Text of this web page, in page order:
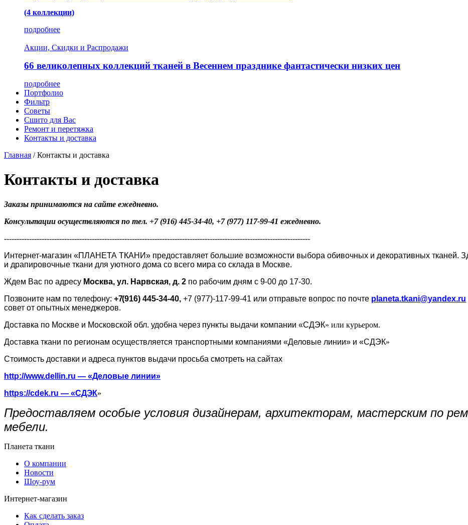
(4 коллекции)
подробнее
Акции, Скидки и Распродажи
66 великолепных коллекций тканей в Весеннем празднике фантастически низких цен
подробнее
Портфолио
Фильтр
Советы
Сшито для Вас
Ремонт и перетяжка
Контакты и доставка
Главная / Контакты и доставка
Контакты и доставка
Заказы принимаются на сайте ежедневно.
Консультации осуществляются по тел. +7 (916) 445-34-40, +7 (977) 117-99-41 ежедневно.
--------------------------------------------------------------------------------------------------------------------------
Интернет-магазин «ПЛАНЕТА ТКАНИ» предоставляет большие возможности выбора обивочных и декоративных тканей.
и драпировочные ткани для уютного дома со всего мира со склада в Москве.
Ждем Вас по адресу Москва, ул. Нарвская, д. 2 по рабочим дням с 9-00 до 17-30.
Позвоните нам по телефону: +7(916) 445-34-40, +7 (977)-117-99-41 или отправьте вопрос по почте planeta.tkani@yandex.ru
совет от опытных менеджеров.
Доставка по Москве и Московской обл. удобна через пункты выдачи компании «СДЭК» или курьером.
Доставка ткани по регионам осуществляется транспортными компаниями «Деловые линии» и «СДЭК»
Стоимость доставки и адреса пунктов выдачи просьба смотреть на сайтах
http://www.dellin.ru — «Деловые линии»
https://cdek.ru — «СДЭК»
Предоставляем особые условия дизайнерам, архитекторам, мастерским по
мебели.
Планета ткани
О компании
Новости
Шоу-рум
Интернет-магазин
Как сделать заказ